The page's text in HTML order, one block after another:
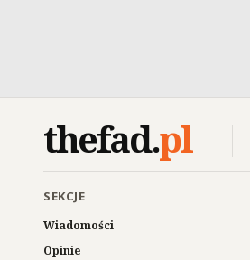
thefad.pl
SEKCJE
Wiadomości
Opinie